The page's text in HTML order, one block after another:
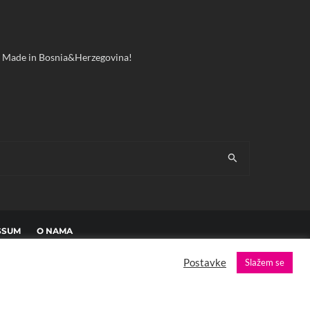
in Bosnia&Herzegovina!
O NAMA
Postavke Slažem se